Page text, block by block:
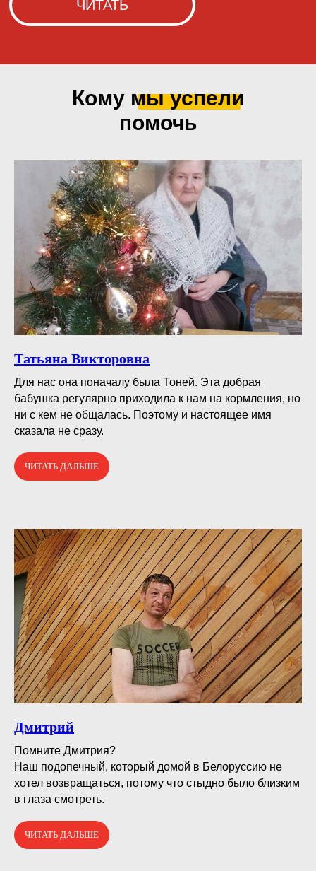
Кому мыуспели
помочь
Татьяна Викторовна
Для нас она поначалу была Тоней. Эта добрая
бабушка регулярно приходила к нам на кормления, но
ни с кем не общалась. Поэтому и настоящее имя
сказала не сразу.
ЧИТАТЬ ДАЛЬШЕ
Дмитрий
Помните Дмитрия?⠀
Наш подопечный, который домой в Белоруссию не
хотел возвращаться, потому что стыдно было близким
в глаза смотреть.
ЧИТАТЬ ДАЛЬШЕ